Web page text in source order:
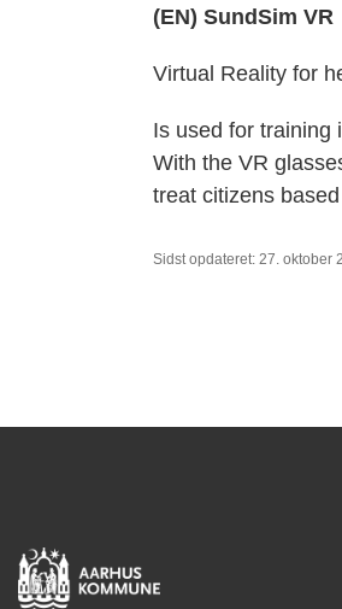
(EN) SundSim VR
Virtual Reality for
Is used for training
With the VR
treat citizens
Sidst opdateret: 27. oktober